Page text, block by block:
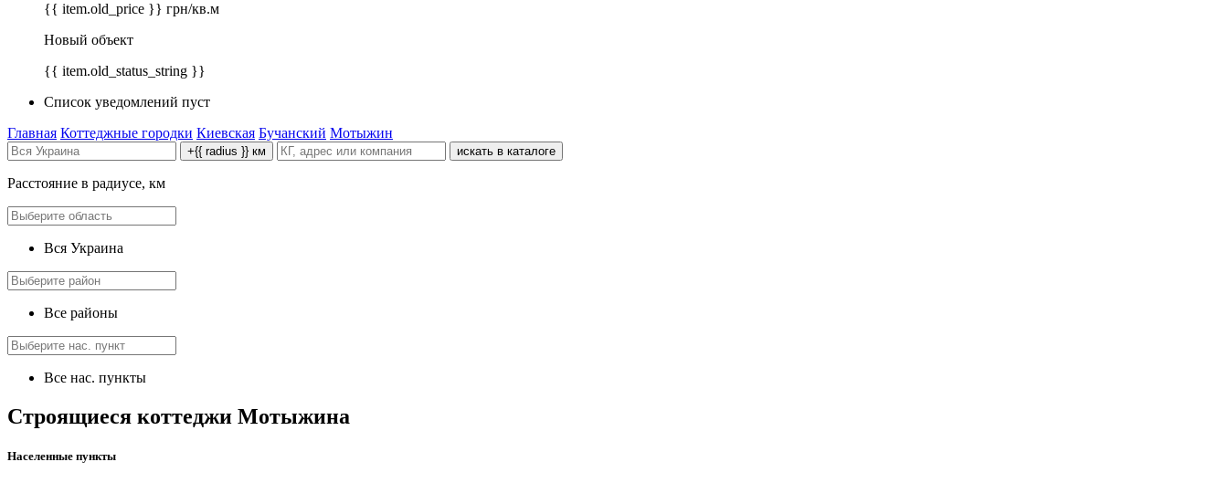
{{ item.old_price }} грн/кв.м
Новый объект
{{ item.old_status_string }}
Список уведомлений пуст
Главная Коттеджные городки Киевская Бучанский Мотыжин
+{{ radius }} км искать в каталоге
Расстояние в радиусе, км
Вся Украина
Все районы
Все нас. пункты
Строящиеся коттеджи Мотыжина
Населенные пункты